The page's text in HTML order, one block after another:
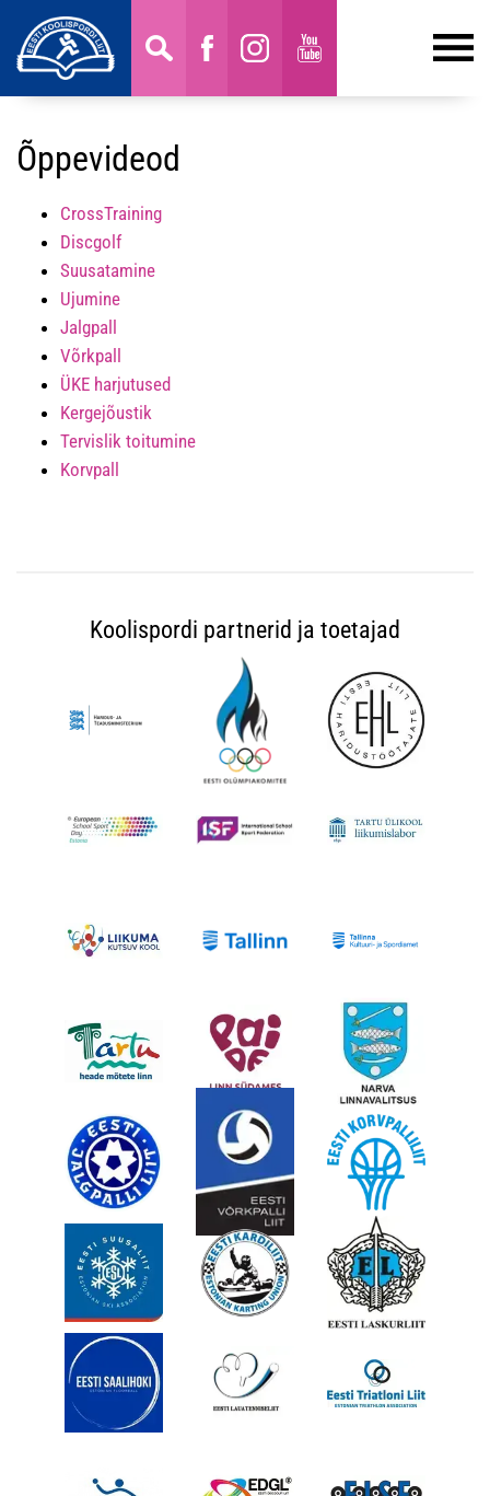
Õppevideod
CrossTraining
Discgolf
Suusatamine
Ujumine
Jalgpall
Võrkpall
ÜKE harjutused
Kergejõustik
Tervislik toitumine
Korvpall
Koolispordi partnerid ja toetajad